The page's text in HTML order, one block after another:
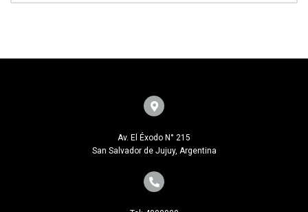
Av. El Éxodo N° 215
San Salvador de Jujuy, Argentina